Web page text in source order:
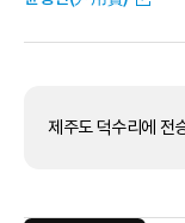
제주도 덕수리에 전